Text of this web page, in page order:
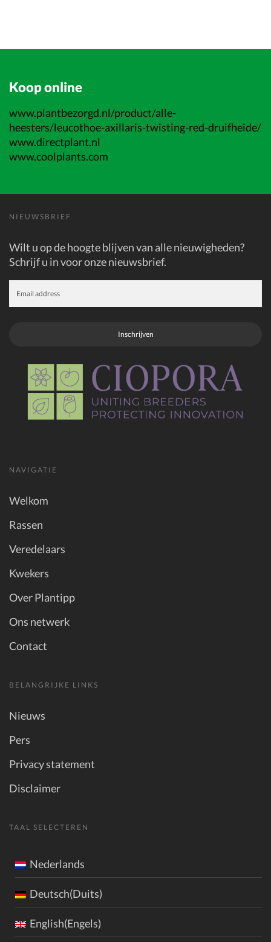
Koop online
www.plantbezorgd.nl/product/alle-
heesters/leucothoe-axillaris-twisting-red-druifheide/
www.directplant.nl
www.coolplants.com
NIEUWSBRIEF
Wilt u op de hoogte blijven van alle nieuwigheden?
Schrijf u in voor onze nieuwsbrief.
Inschrijven
NAVIGATIE
Welkom
Rassen
Veredelaars
Kwekers
Over Plantipp
Ons netwerk
Contact
BELANGRIJKE LINKS
Nieuws
Pers
Privacy statement
Disclaimer
TAAL SELECTEREN
Nederlands
Deutsch(Duits)
English(Engels)